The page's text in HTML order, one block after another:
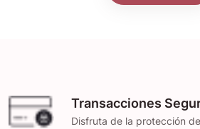
Transacciones
Disfruta de la protección